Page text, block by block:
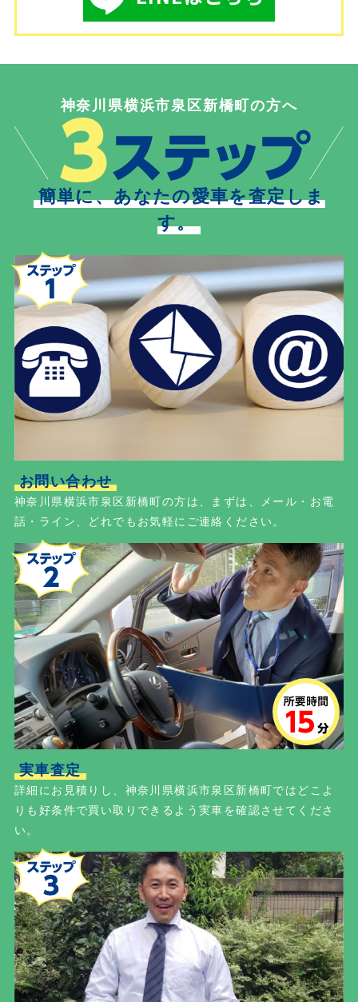
神奈川県横浜市泉区新橋町の方へ
簡単に、あなたの愛車を査定しま
す。
お問い合わせ
神奈川県横浜市泉区新橋町の方は、まずは、メール・お電
話・ライン、どれでもお気軽にご連絡ください。
実車査定
詳細にお見積りし、神奈川県横浜市泉区新橋町ではどこよ
りも好条件で買い取りできるよう実車を確認させてくださ
い。